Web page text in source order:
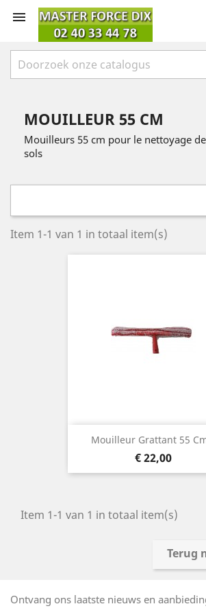

MOUILLEUR 55 CM
Mouilleurs 55 cm pour le nettoyage
sols
Item 1-1 van 1 in totaal item(s)
Mouilleur Grattant 55
Prijs
€ 22,00
Item 1-1 van 1 in totaal item(s)
Terug
Ontvang ons laatste nieuws en